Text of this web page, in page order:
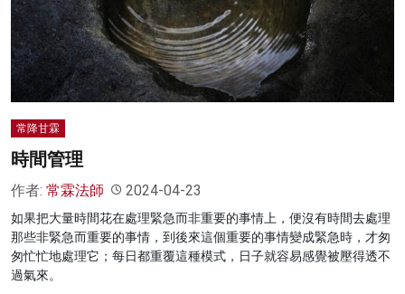
常降甘霖
時間管理
作者: 常霖法師 2024-04-23
如果把大量時間花在處理緊急而非重要的事情上，便沒有時間去處理
那些非緊急而重要的事情，到後來這個重要的事情變成緊急時，才匆
匆忙忙地處理它；每日都重覆這種模式，日子就容易感覺被壓得透不
過氣來。